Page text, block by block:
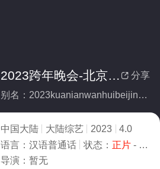
 分享
2023跨年晚会-北京卫视跨年晚会
别名：2023kuanianwanhuibeijingweishikuanianwanhui
中国大陆 大陆综艺 2023
4.0
语言： 汉语普通话 状态： 正片- 免费在线观看
导演： 暂无